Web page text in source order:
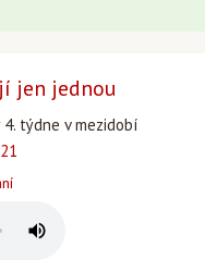
jen jednou
4. týdne v mezidobí